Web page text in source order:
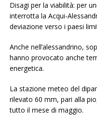
Disagi per la viabilità: per
interrotta la Acqui-
deviazione verso i paesi
Anche nell’alessandrino,
hanno provocato anche
energetica.
La stazione meteo del
rilevato 60 mm, pari alla
tutto il mese di maggio.